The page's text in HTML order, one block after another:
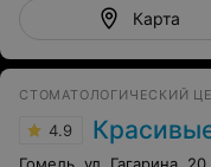
Карта
СТОМАТОЛОГИЧЕСКИЙ
4.9